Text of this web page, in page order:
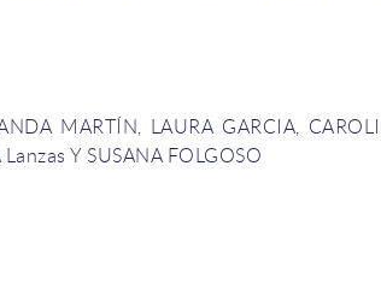
MARTÍN , LAURA GARCIA
Lanzas Y SUSANA FOLGOSO